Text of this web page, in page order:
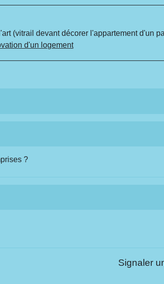
(vitrail devant décorer l'appartement d'un
d'un logement
?
Signaler